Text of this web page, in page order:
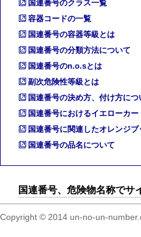
国連番号のクラス一覧
容器コードの一覧
国連番号の容器等級とは
国連番号の分類方法について
国連番号のn.o.sとは
副次危険性等級とは
国連番号の決め方、付け方につ
国連番号におけるイエローカー
国連番号に関連したオレンジブ
国連番号の品名について
国連番号、危険物名称でサ
Copyright © 2014 un-no-un-